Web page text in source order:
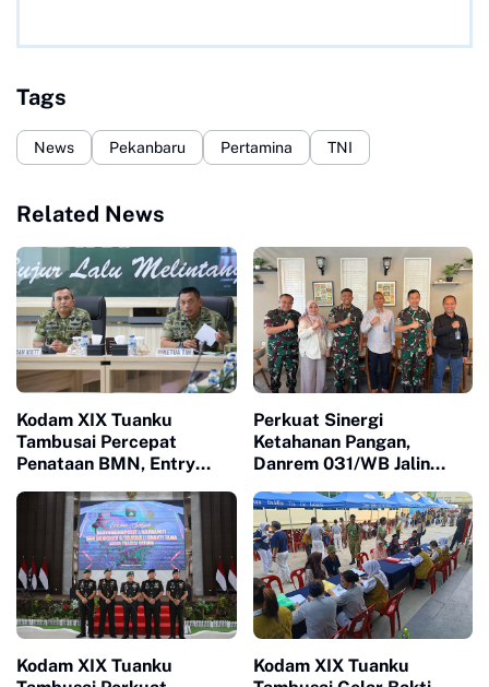
Tags
News Pekanbaru Pertamina TNI
Related News
Kodam XIX Tuanku
Tambusai Percepat
Penataan BMN, Entry
Fokus Validasi dan
Akuntabilitas Aset
Perkuat Sinergi
Ketahanan Pangan,
Danrem 031/WB Jalin
Pimwil Bulog Riau dan
Kepulauan Riau
Kodam XIX Tuanku
Kodam XIX Tuanku